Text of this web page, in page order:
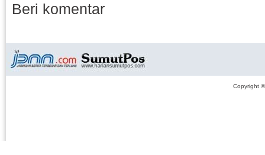
Beri komentar
Copyright